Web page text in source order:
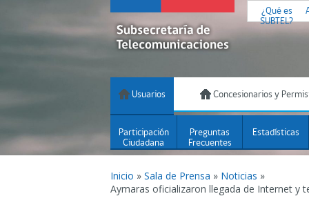
¿Qué es
SUBTEL?
Usuarios Concesionarios y
Participación
Ciudadana
Preguntas
Frecuentes
Estadísticas
Inicio » Sala de Prensa » Noticias »
Aymaras oficializaron llegada de Internet y